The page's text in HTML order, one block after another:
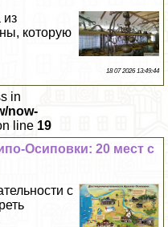
из
которую
18 07 2026 13:49:44
in
now-
line 19
Осиповки: 20 мест с
с